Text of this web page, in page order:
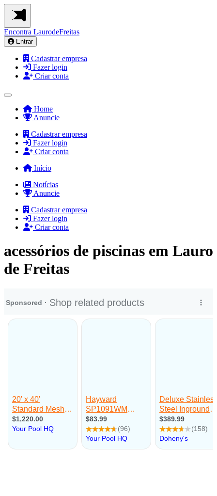
Encontra LaurodeFreitas
Entrar
Cadastrar empresa
Fazer login
Criar conta
Home
Anuncie
Cadastrar empresa
Fazer login
Criar conta
Início
Notícias
Anuncie
Cadastrar empresa
Fazer login
Criar conta
acessórios de piscinas em Lauro
de Freitas